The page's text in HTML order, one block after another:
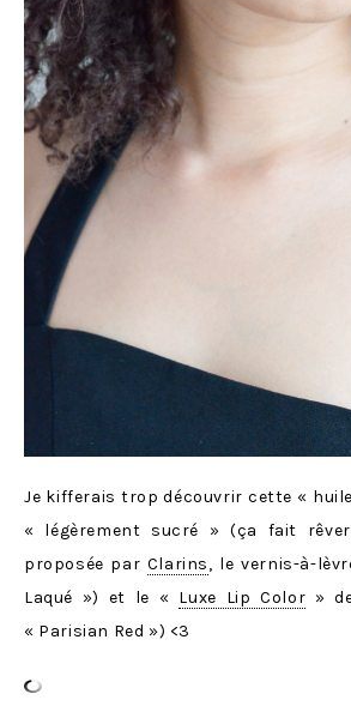
Je kifferais trop découvrir cette «
« légèrement sucré » (ça fait
proposée par Clarins, le vernis-à-
Laqué ») et le « Luxe Lip Color »
« Parisian Red ») <3